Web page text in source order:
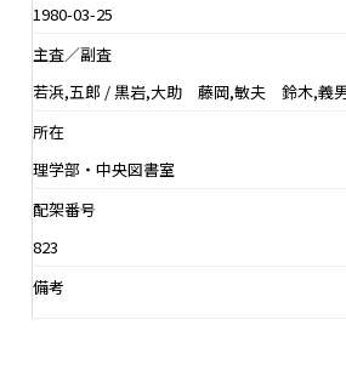
1980-03-25
主査／副査
若浜,五郎 / 黒岩,大助 藤岡,敏夫 鈴木,義
所在
理学部・中央図書室
配架番号
823
備考